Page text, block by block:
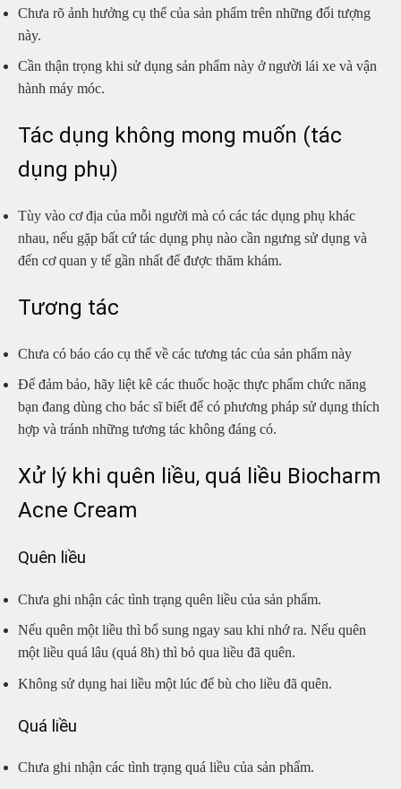
Chưa rõ ảnh hưởng cụ thể của sản phẩm trên những đối tượng
này.
Cần thận trọng khi sử dụng sản phẩm này ở người lái xe và vận
hành máy móc.
Tác dụng không mong muốn (tác
dụng phụ)
Tùy vào cơ địa của mỗi người mà có các tác dụng phụ khác
nhau, nếu gặp bất cứ tác dụng phụ nào cần ngưng sử dụng và
đến cơ quan y tế gần nhất để được thăm khám.
Tương tác
Chưa có báo cáo cụ thể về các tương tác của sản phẩm này
Để đảm bảo, hãy liệt kê các thuốc hoặc thực phẩm chức năng
bạn đang dùng cho bác sĩ biết để có phương pháp sử dụng thích
hợp và tránh những tương tác không đáng có.
Xử lý khi quên liều, quá liều Biocharm
Acne Cream
Quên liều
Chưa ghi nhận các tình trạng quên liều của sản phẩm.
Nếu quên một liều thì bổ sung ngay sau khi nhớ ra. Nếu quên
một liều quá lâu (quá 8h) thì bỏ qua liều đã quên.
Không sử dụng hai liều một lúc để bù cho liều đã quên.
Quá liều
Chưa ghi nhận các tình trạng quá liều của sản phẩm.